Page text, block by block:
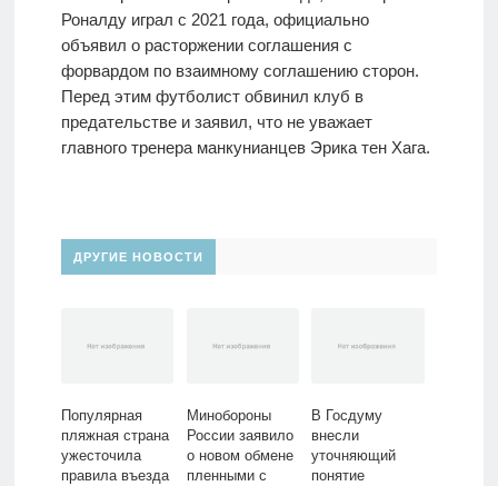
Роналду играл с 2021 года, официально
объявил о расторжении соглашения с
форвардом по взаимному соглашению сторон.
Перед этим футболист обвинил клуб в
предательстве и заявил, что не уважает
главного тренера манкунианцев Эрика тен Хага.
ДРУГИЕ НОВОСТИ
Популярная
пляжная страна
ужесточила
правила въезда
Минобороны
России заявило
о новом обмене
пленными с
В Госдуму
внесли
уточняющий
понятие